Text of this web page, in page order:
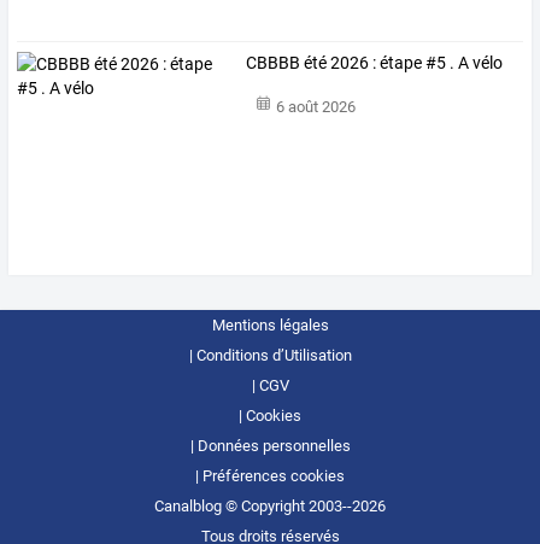
CBBBB été 2026 : étape #5 . A vélo
6 août 2026
Mentions légales
Conditions d’Utilisation
CGV
Cookies
Données personnelles
Préférences cookies
Canalblog © Copyright 2003--2026
Tous droits réservés